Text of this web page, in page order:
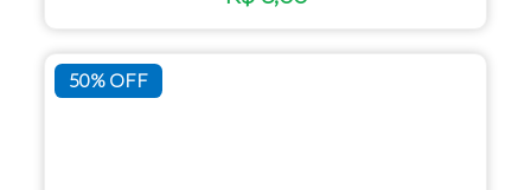
50% OFF